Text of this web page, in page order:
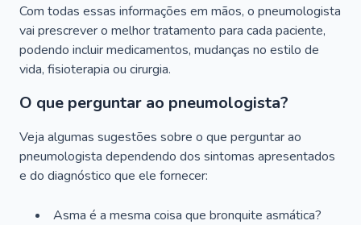
Com todas essas informações em mãos, o pneumologista
vai prescrever o melhor tratamento para cada paciente,
podendo incluir medicamentos, mudanças no estilo de
vida, fisioterapia ou cirurgia.
O que perguntar ao pneumologista?
Veja algumas sugestões sobre o que perguntar ao
pneumologista dependendo dos sintomas apresentados
e do diagnóstico que ele fornecer:
Asma é a mesma coisa que bronquite asmática?